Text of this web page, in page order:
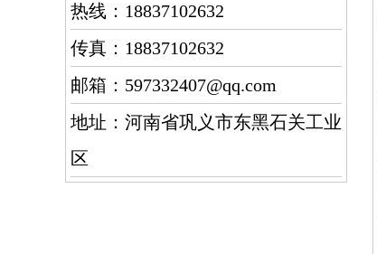
热线：18837102632
传真：18837102632
邮箱：597332407@qq.com
地址：河南省巩义市东黑石关工业
区